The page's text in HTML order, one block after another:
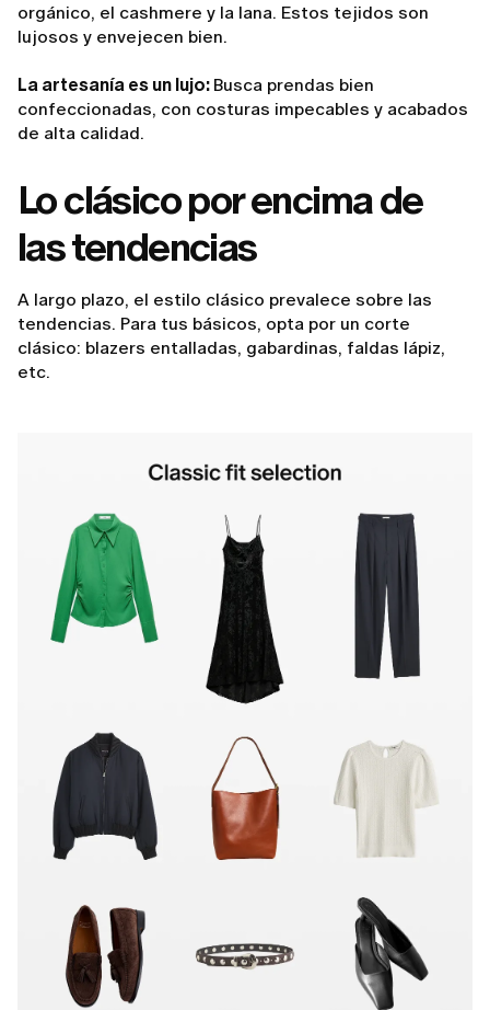
orgánico, el cashmere y la lana. Estos tejidos son
lujosos y envejecen bien.
La artesanía es un lujo: Busca prendas bien
confeccionadas, con costuras impecables y acabados
de alta calidad.
Lo clásico por encima de
las tendencias
A largo plazo, el estilo clásico prevalece sobre las
tendencias. Para tus básicos, opta por un corte
clásico: blazers entalladas, gabardinas, faldas lápiz,
etc.